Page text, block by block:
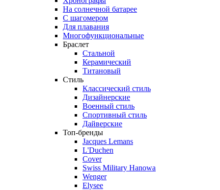
На солнечной батарее
С шагомером
Для плавания
Многофункциональные
Браслет
Стальной
Керамический
Титановый
Стиль
Классический стиль
Дизайнерские
Военный стиль
Спортивный стиль
Дайверские
Топ-бренды
Jacques Lemans
L'Duchen
Cover
Swiss Military Hanowa
Wenger
Elysee